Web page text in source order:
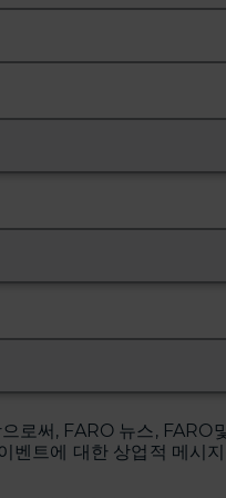
로써, FARO 뉴스, FARO
벤트에 대한 상업적 메시